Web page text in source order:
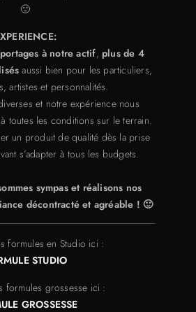
🙂
à notre actif, plus de 4
aussi bien pour les particuliers,
artistes et personnalités.
et notre expérience nous
toutes les conditions sur le terrain.
un produit de qualité dès la prise
s’adapter à tous les budgets.
sympas et réalisons nos
décontracté et agréable ! 🙂
formules en Studio ici :
STUDIO
formules grossesse ici :
GROSSESSE